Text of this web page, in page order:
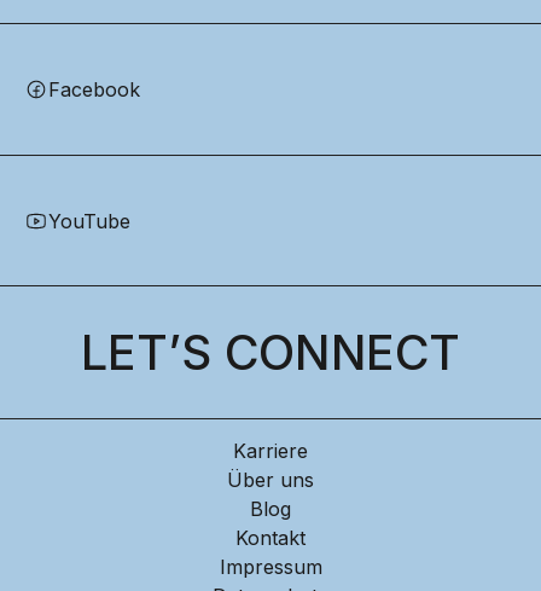
Facebook
YouTube
LET’S CONNECT
Karriere
Über uns
Blog
Kontakt
Impressum